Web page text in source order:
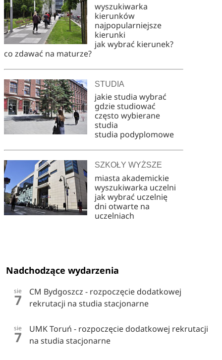
wyszukiwarka
kierunków
najpopularniejsze
kierunki
jak wybrać kierunek?
co zdawać na maturze?
STUDIA
jakie studia wybrać
gdzie studiować
często wybierane
studia
studia podyplomowe
SZKOŁY WYŻSZE
miasta akademickie
wyszukiwarka uczelni
jak wybrać uczelnię
dni otwarte na
uczelniach
Nadchodzące wydarzenia
sie
7
CM Bydgoszcz - rozpoczęcie dodatkowej
rekrutacji na studia stacjonarne
sie
7
UMK Toruń - rozpoczęcie dodatkowej rekrutacji
na studia stacjonarne